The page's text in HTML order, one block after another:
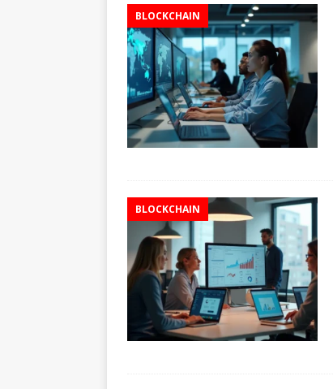
BLOCKCHAIN
BLOCKCHAIN